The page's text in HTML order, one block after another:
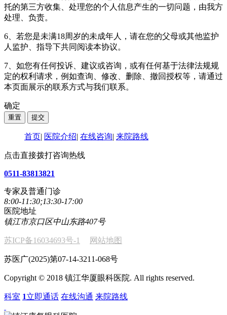
托的第三方收集、处理您的个人信息产生的一切问题，由我方
处理、负责。
6、若您是未满18周岁的未成年人，请在您的父母或其他监护
人监护、指导下共同阅读本协议。
7、如您有任何投诉、建议或咨询，或有任何基于法律法规规
定的权利请求，例如查询、修改、删除、撤回授权等，请通过
本页面展示的联系方式与我们联系。
确定
首页| 医院介绍| 在线咨询| 来院路线
点击直接拨打咨询热线
0511-83813821
专家及普通门诊
8:00-11:30;13:30-17:00
医院地址
镇江市京口区中山东路407号
苏ICP备16034693号-1 网站地图
苏医广(2025)第07-14-3211-068号
Copyright © 2018 镇江华厦眼科医院. All rights reserved.
科室 1立即通话 在线沟通 来院路线